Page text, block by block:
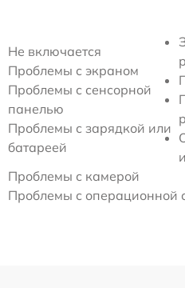
Не включается
Проблемы с экраном
Проблемы с сенсорной
панелью
Проблемы с зарядкой или
батареей
Проблемы с камерой
Проблемы с операционной